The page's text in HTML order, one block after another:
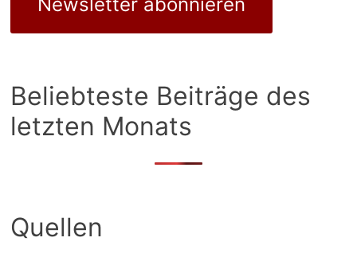
Beliebteste Beiträge des
letzten Monats
Quellen